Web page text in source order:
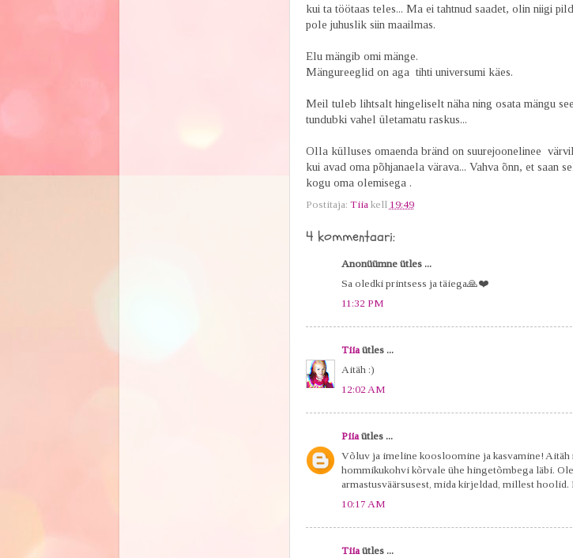
kui ta töötaas teles... Ma ei tahtnud saadet, olin niigi
pole juhuslik siin maailmas.
Elu mängib omi mänge.
Mängureeglid on aga tihti universumi käes.
Meil tuleb lihtsalt hingeliselt näha ning osata mängu
tundubki vahel ületamatu raskus...
Olla külluses omaenda bränd on suurejoonelinee
kui avad oma põhjanaela värava... Vahva õnn, et saan
kogu oma olemisega .
Postitaja: Tiia kell 19:49
4 kommentaari:
Anonüümne ütles ...
Sa oledki printsess ja täiega🙏❤️
11:32 PM
Tiiaütles ...
Aitäh :)
12:02 AM
Piiaütles ...
Võluv ja imeline koosloomine ja kasvamine! Aitäh
hommikukohvi kõrvale ühe hingetõmbega läbi.
armastusväärsusest, mida kirjeldad, millest hoolid.
10:17 AM
Tiiaütles ...